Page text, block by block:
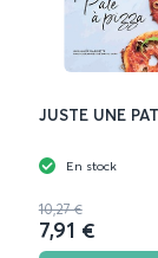
JUSTE UNE
En stock
10,27 €
7,91 €